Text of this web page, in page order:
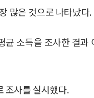
많은 것으로 나타났다.
소득을 조사한 결과
조사를 실시했다.